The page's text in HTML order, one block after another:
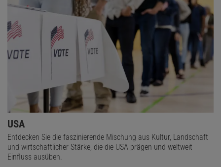
USA
Entdecken Sie die faszinierende Mischung aus Kultur, Landschaft
und wirtschaftlicher Stärke, die die USA prägen und weltweit
Einfluss ausüben.